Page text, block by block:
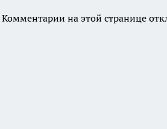
Комментарии на этой странице